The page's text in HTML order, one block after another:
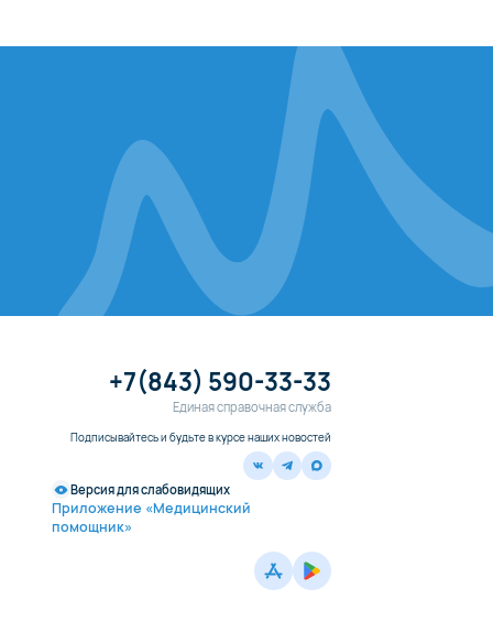
+7(843) 590-33-33
Единая справочная служба
Подписывайтесь и будьте в курсе наших новостей
Версия для слабовидящих
Приложение «Медицинский
помощник»